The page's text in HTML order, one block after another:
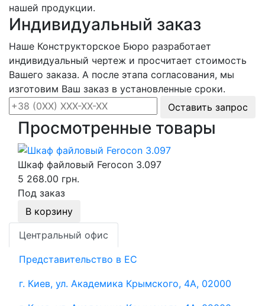
нашей продукции.
Индивидуальный заказ
Наше Конструкторское Бюро разработает
индивидуальный чертеж и просчитает стоимость
Вашего заказа. А после этапа согласования, мы
изготовим Ваш заказ в установленные сроки.
Оставить запрос
Просмотренные товары
Шкаф файловый Ferocon 3.097
5 268.00 грн.
Под заказ
В корзину
Центральный офис
Представительство в ЕС
г. Киев, ул. Академика Крымского, 4А, 02000